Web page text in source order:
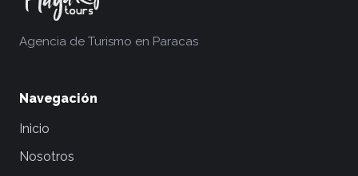
Agencia de Turismo en Paracas
Navegación
Inicio
Nosotros